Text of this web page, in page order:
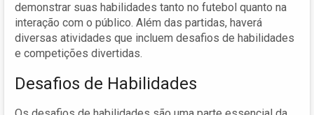
demonstrar suas habilidades tanto no futebol quanto na
interação com o público. Além das partidas, haverá
diversas atividades que incluem desafios de habilidades
e competições divertidas.
Desafios de Habilidades